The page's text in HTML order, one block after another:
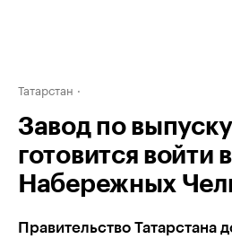
Татарстан
Завод по
готовится войти
Набережных
Правительство Татарстана